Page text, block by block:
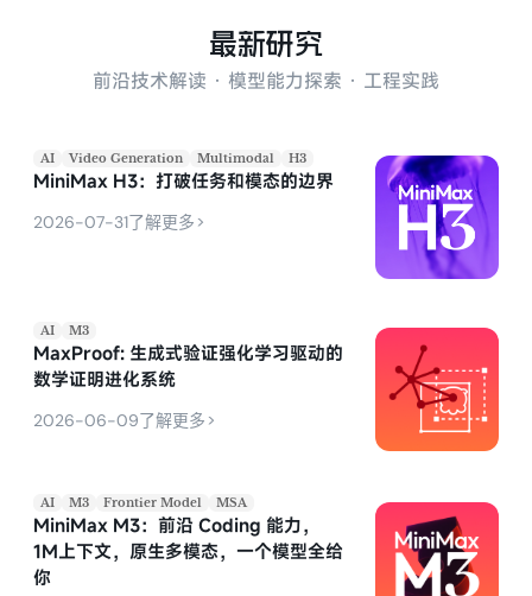
最新研究
前沿技术解读 · 模型能力探索 · 工程实践
AI Video Generation Multimodal H3
MiniMax H3：打破任务和模态的边界
2026-07-31了解更多 >
AI M3
MaxProof: 生成式验证强化学习驱动的
数学证明进化系统
2026-06-09了解更多 >
AI M3 Frontier Model MSA
MiniMax M3：前沿 Coding 能力，
1M上下文，原生多模态，一个模型全给
你